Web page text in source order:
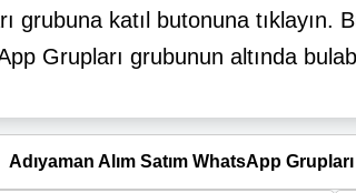
grubuna katıl butonuna tıklayın.
Grupları grubunun altında
Adıyaman Alım Satım WhatsApp Grupları